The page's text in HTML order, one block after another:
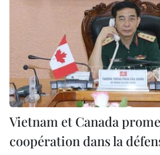
Vietnam et Canada
coopération dans la